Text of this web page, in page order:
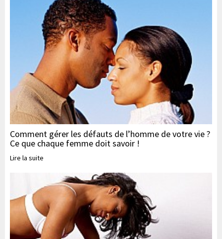
Comment gérer les défauts de l’homme de votre vie ?
Ce que chaque femme doit savoir !
Lire la suite